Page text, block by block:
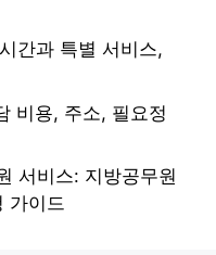
간과 특별 서비스,
비용, 주소, 필요정
서비스: 지방공무원
가이드